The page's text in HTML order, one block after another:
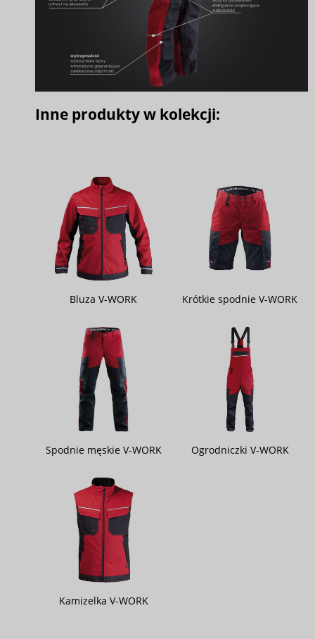
Inne produkty w kolekcji:
Bluza V-WORK Krótkie spodnie V-WORK
Spodnie męskie V-WORK Ogrodniczki V-WORK
Kamizelka V-WORK